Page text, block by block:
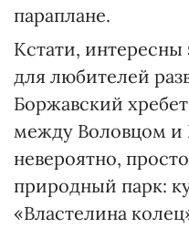
параплане.
Кстати, интересны
для любителей
Боржавский
между Воловцом
невероятно,
природный парк:
«Властелина